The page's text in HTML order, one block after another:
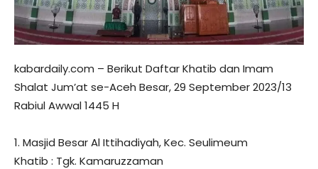
kabardaily.com – Berikut Daftar Khatib dan Imam
Shalat Jum’at se-Aceh Besar, 29 September 2023/13
Rabiul Awwal 1445 H
1. Masjid Besar Al Ittihadiyah, Kec. Seulimeum
Khatib : Tgk. Kamaruzzaman